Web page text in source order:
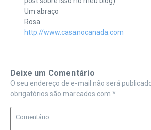
Um abraço
Rosa
http://www.casanocanada.com
Deixe um Comentário
O seu endereço de e-mail não será
obrigatórios são marcados com *